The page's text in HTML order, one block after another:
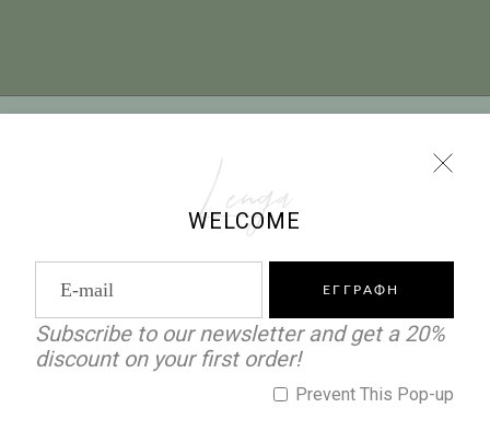
Lenga
WELCOME
ΕΓΓΡΑΦΗ
Subscribe to our newsletter and get a 20%
discount on your first order!
Prevent This Pop-up
info@lenga.gr | 0030 2229068102
© 2025 | Lenga Official Website | Created by Wine